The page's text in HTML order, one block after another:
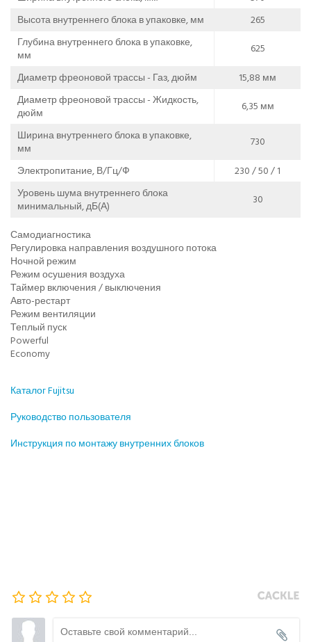
Высота внутреннего блока в упаковке, мм
265
Глубина внутреннего блока в упаковке,
мм
625
Диаметр фреоновой трассы - Газ, дюйм
15,88 мм
Диаметр фреоновой трассы - Жидкость,
дюйм
6,35 мм
Ширина внутреннего блока в упаковке,
мм
730
Электропитание, В/Гц/Ф
230 / 50 / 1
Уровень шума внутреннего блока
минимальный, дБ(А)
30
Самодиагностика
Регулировка направления воздушного потока
Ночной режим
Режим осушения воздуха
Таймер включения / выключения
Авто-рестарт
Режим вентиляции
Теплый пуск
Powerful
Economy
Каталог Fujitsu
Руководство пользователя
Инструкция по монтажу внутренних блоков